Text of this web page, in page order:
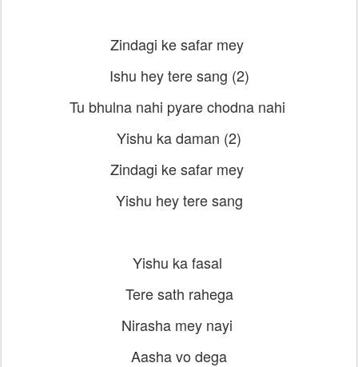
Zindagi ke safar mey
Ishu hey tere sang (2)
Tu bhulna nahi pyare chodna nahi
Yishu ka daman (2)
Zindagi ke safar mey
Yishu hey tere sang
Yishu ka fasal
Tere sath rahega
Nirasha mey nayi
Aasha vo dega